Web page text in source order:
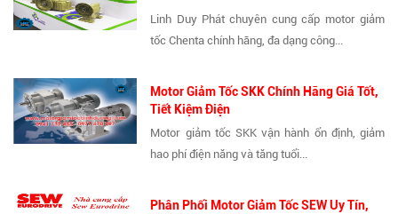
Linh Duy Phát chuyên cung cấp motor giảm
tốc Chenta chính hãng, đa dạng công...
Motor Giảm Tốc SKK Chính Hãng Giá Tốt,
Tiết Kiệm Điện
Motor giảm tốc SKK vận hành ổn định, giảm
hao phí điện năng và tăng tuổi...
Phân Phối Motor Giảm Tốc SEW Uy Tín,